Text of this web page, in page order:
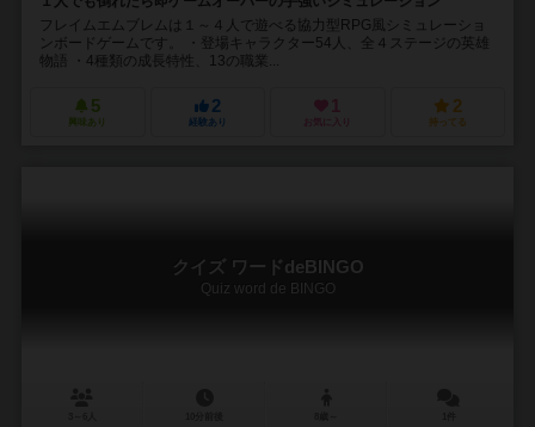
フレイムエムブレムは１～４人で遊べる協力型RPG風シミュレーショ
ンボードゲームです。 ・登場キャラクター54人、全４ステージの英雄
物語 ・4種類の成長特性、13の職業...
5
興味あり
2
経験あり
1
お気に入り
2
持ってる
クイズ ワードdeBINGO
Quiz word de BINGO